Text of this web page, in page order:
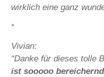
wirklich eine ganz
*
Vivian:
“Danke für dieses tolle
ist sooooo